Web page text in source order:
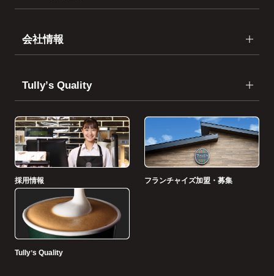
会社情報
Tullyʼs Quality
採用情報 フランチャイズ加盟・募集
Tullyʼs Quality